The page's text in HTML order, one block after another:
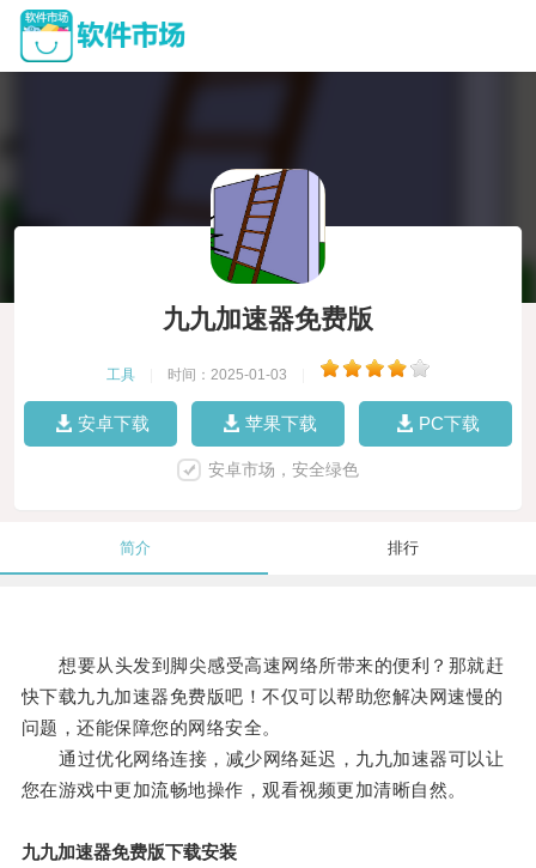
九九加速器免费版
工具 时间：2025-01-03
安卓下载 苹果下载 PC下载
安卓市场，安全绿色
简介 排行
想要从头发到脚尖感受高速网络所带来的便利？那就赶
快下载九九加速器免费版吧！不仅可以帮助您解决网速慢的
问题，还能保障您的网络安全。
通过优化网络连接，减少网络延迟，九九加速器可以让
您在游戏中更加流畅地操作，观看视频更加清晰自然。
九九加速器免费版下载安装